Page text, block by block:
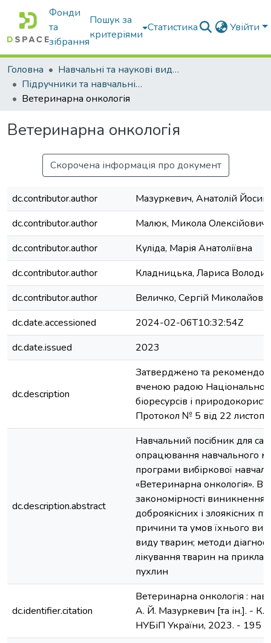
Фонди
та
зібрання
Пошук за
критеріями
Статистика Увійти
Головна
Навчальні та наукові видання
Підручники та навчальні посібники
Ветеринарна онкологія
Ветеринарна онкологія
Скорочена інформація про документ
dc.contributor.author
Мазуркевич, Анатолій
dc.contributor.author
Малюк, Микола Олексійович
dc.contributor.author
Куліда, Марія Анатоліївна
dc.contributor.author
Кладницька, Лариса
dc.contributor.author
Величко, Сергій
dc.date.accessioned
2024-02-06T10:32:54Z
dc.date.issued
2023
dc.description
Затверджено та
вченою радою
біоресурсів і
Протокол № 5 від 22
dc.description.abstract
Навчальний посібник для
опрацювання навчального
програми вибіркової
«Ветеринарна онкологія».
закономірності виникнення
доброякісних і злоякісних
причини та умов їхнього
виду тварин; методи
лікування тварин на
пухлин
dc.identifier.citation
Ветеринарна онкологія :
А. Й. Мазуркевич [та ін.]. -
НУБіП України, 2023. - 195 с.